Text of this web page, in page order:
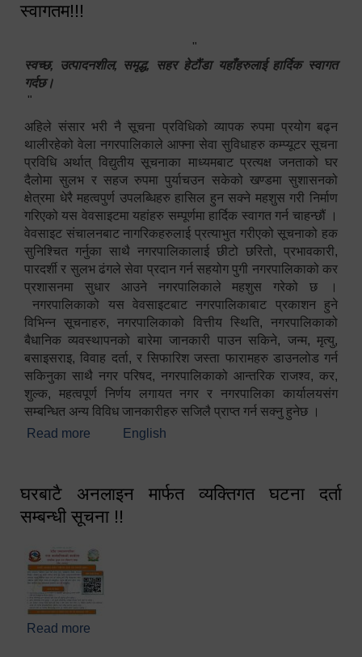
स्वागतम!!!
"
स्वच्छ, उत्पादनशील, समृद्ध, सहर हेटौंडा यहाँहरुलाई हार्दिक स्वागत
गर्दछ।
"
अहिले संसार भरी नै सूचना प्रविधिको व्यापक रुपमा प्रयोग बढ्न
थालीरहेको वेला नगरपालिकाले आफ्ना सेवा सुविधाहरु कम्प्यूटर सूचना
प्रविधि अर्थात् विद्युतीय सूचनाका माध्यमबाट प्रत्यक्ष जनताको घर
दैलोमा सुलभ र सहज रुपमा पुर्याचउन सकेको खण्डमा सुशासनको
क्षेत्रमा धेरै महत्वपुर्ण उपलब्धिहरु हासिल हुन सक्ने महशुस गरी निर्माण
गरिएको यस वेवसाइटमा यहांहरु सम्पूर्णमा हार्दिक स्वागत गर्न चाहन्छौं ।
वेवसाइट संचालनबाट नागरिकहरुलाई प्रत्याभुत गरीएको सूचनाको हक
सुनिश्चित गर्नुका साथै नगरपालिकालाई छीटो छरितो, प्रभावकारी,
पारदर्शी र सुलभ ढंगले सेवा प्रदान गर्न सहयोग पुगी नगरपालिकाको कर
प्रशासनमा सुधार आउने नगरपालिकाले महशुस गरेको छ ।
नगरपालिकाको यस वेवसाइटबाट नगरपालिकाबाट प्रकाशन हुने
विभिन्न सूचनाहरु, नगरपालिकाको वित्तीय स्थिति, नगरपालिकाको
बैधानिक व्यवस्थापनको बारेमा जानकारी पाउन सकिने, जन्म, मृत्यु,
बसाइसराइ, विवाह दर्ता, र सिफारिश जस्ता फारामहरु डाउनलोड गर्न
सकिनुका साथै नगर परिषद, नगरपालिकाको आन्तरिक राजश्व, कर,
शुल्क, महत्वपूर्ण निर्णय लगायत नगर र नगरपालिका कार्यालयसंग
सम्बन्धित अन्य विविध जानकारीहरु सजिलै प्राप्त गर्न सक्नु हुनेछ ।
Read more about स्वागतम!!!
English
घरबाटै अनलाइन मार्फत व्यक्तिगत घटना दर्ता
सम्बन्धी सूचना !!
Read more